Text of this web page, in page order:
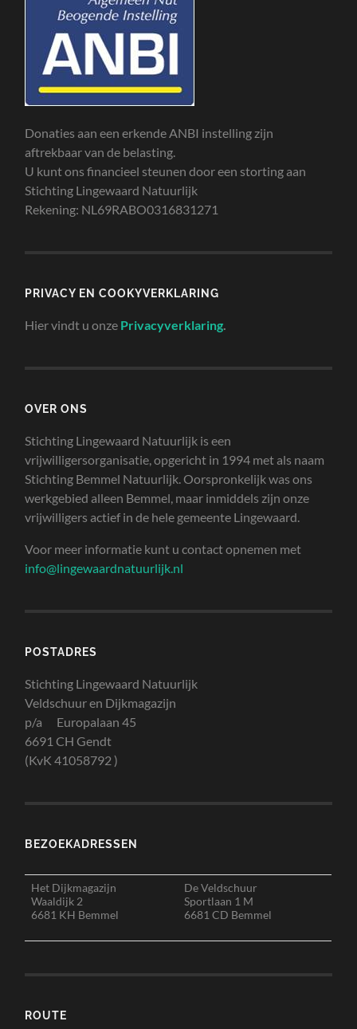
Donaties aan een erkende ANBI instelling zijn
aftrekbaar van de belasting.
U kunt ons financieel steunen door een storting aan
Stichting Lingewaard Natuurlijk
Rekening: NL69RABO0316831271
PRIVACY EN COOKYVERKLARING
Hier vindt u onze Privacyverklaring
OVER ONS
Stichting Lingewaard Natuurlijk is een
vrijwilligersorganisatie, opgericht in 1994 met als naam
Stichting Bemmel Natuurlijk. Oorspronkelijk was ons
werkgebied alleen Bemmel, maar inmiddels zijn onze
vrijwilligers actief in de hele gemeente Lingewaard.
Voor meer informatie kunt u contact opnemen met
info@lingewaardnatuurlijk.nl
POSTADRES
Stichting Lingewaard Natuurlijk
Veldschuur en Dijkmagazijn
p/a Europalaan 45
6691 CH Gendt
(KvK 41058792 )
BEZOEKADRESSEN
Het Dijkmagazijn
Waaldijk 2
6681 KH Bemmel
De Veldschuur
Sportlaan 1 M
6681 CD Bemmel
ROUTE